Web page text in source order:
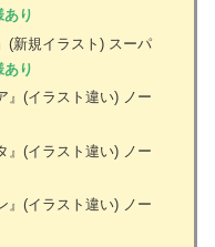
り
(新規イラスト) スーパ
り
』(イラスト違い) ノー
』(イラスト違い) ノー
』(イラスト違い) ノー